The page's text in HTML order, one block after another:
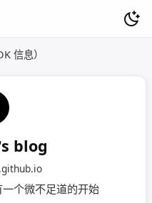
信息）
blog
个微不足道的开始